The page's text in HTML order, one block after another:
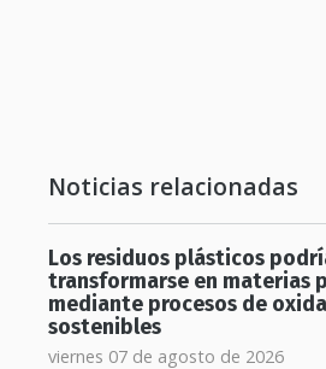
Noticias relacionadas
Los residuos plásticos
transformarse en materias
mediante procesos de
sostenibles
viernes 07 de agosto de 2026